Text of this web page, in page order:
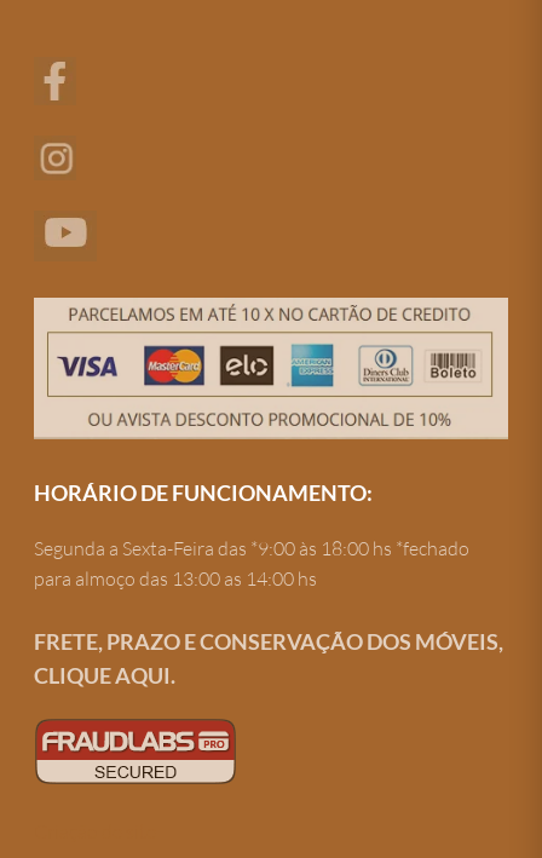
HORÁRIO DE FUNCIONAMENTO:
Segunda a Sexta-Feira das *9:00 às 18:00 hs *fechado
para almoço das 13:00 as 14:00 hs
FRETE, PRAZO E CONSERVAÇÃO DOS MÓVEIS,
CLIQUE AQUI.